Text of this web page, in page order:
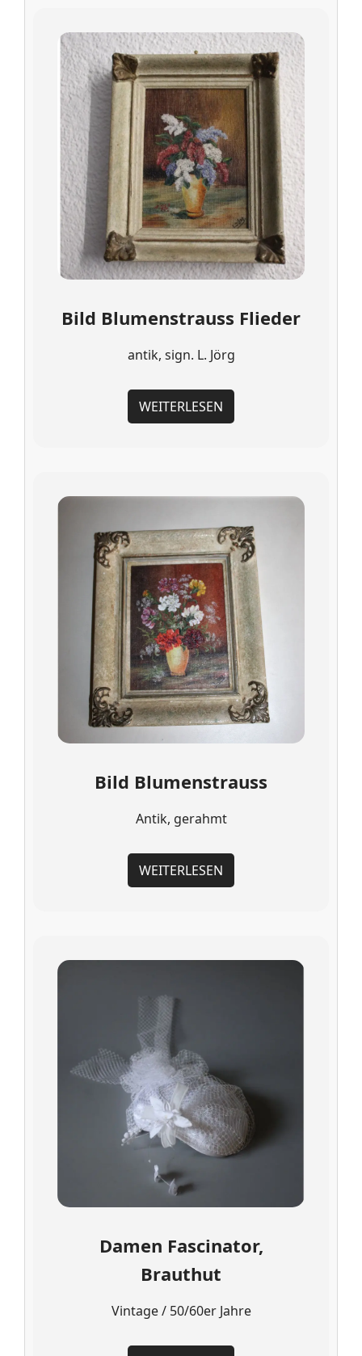
Bild Blumenstrauss Flieder
antik, sign. L. Jörg
WEITERLESEN
Bild Blumenstrauss
Antik, gerahmt
WEITERLESEN
Damen Fascinator,
Brauthut
Vintage / 50/60er Jahre